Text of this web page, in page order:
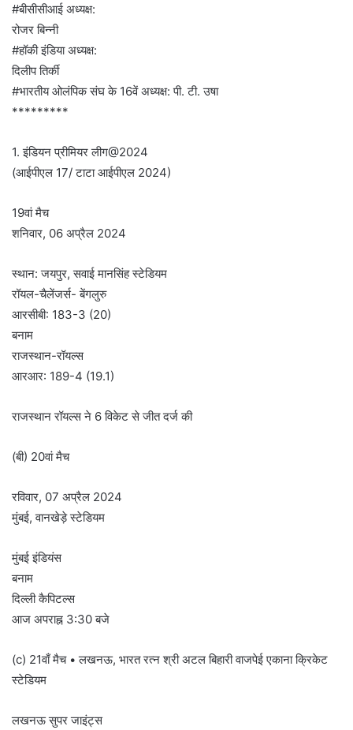
#बीसीसीआई अध्यक्ष:
रोजर बिन्नी
#हॉकी इंडिया अध्यक्ष:
दिलीप तिर्की
#भारतीय ओलंपिक संघ के 16वें अध्यक्ष: पी. टी. उषा
*********
1. इंडियन प्रीमियर लीग@2024
(आईपीएल 17/ टाटा आईपीएल 2024)
19वां मैच
शनिवार, 06 अप्रैल 2024
स्थान: जयपुर, सवाई मानसिंह स्टेडियम
रॉयल-चैलेंजर्स- बेंगलुरु
आरसीबी: 183-3 (20)
बनाम
राजस्थान-रॉयल्स
आरआर: 189-4 (19.1)
राजस्थान रॉयल्स ने 6 विकेट से जीत दर्ज की
(बी) 20वां मैच
रविवार, 07 अप्रैल 2024
मुंबई, वानखेड़े स्टेडियम
मुंबई इंडियंस
बनाम
दिल्ली कैपिटल्स
आज अपराह्न 3:30 बजे
(c) 21वाँ मैच • लखनऊ, भारत रत्न श्री अटल बिहारी वाजपेई एकाना क्रिकेट
स्टेडियम
लखनऊ सुपर जाइंट्स